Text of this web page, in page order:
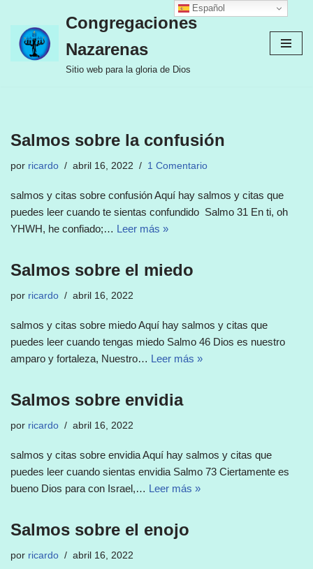
Congregaciones
Nazarenas
Sitio web para la gloria de Dios
Salmos sobre la confusión
por ricardo abril 16, 2022 1 Comentario
salmos y citas sobre confusión Aquí hay salmos y citas que
puedes leer cuando te sientas confundido Salmo 31 En ti, oh
YHWH, he confiado;… Leer más »
Salmos sobre el miedo
por ricardo abril 16, 2022
salmos y citas sobre miedo Aquí hay salmos y citas que
puedes leer cuando tengas miedo Salmo 46 Dios es nuestro
amparo y fortaleza, Nuestro… Leer más »
Salmos sobre envidia
por ricardo abril 16, 2022
salmos y citas sobre envidia Aquí hay salmos y citas que
puedes leer cuando sientas envidia Salmo 73 Ciertamente es
bueno Dios para con Israel,… Leer más »
Salmos sobre el enojo
por ricardo abril 16, 2022
Español